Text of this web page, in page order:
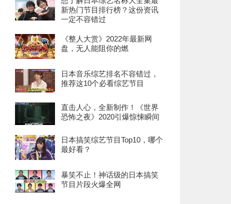
新热门节目排行榜？这份资讯
一定不容错过
《整人大赏》2022年最新网
盘，无人能阻你的燃
日本音乐综艺排名不容错过，
推荐这10个必看综艺节目
直击人心，全新制作！《世界
恐怖之夜》2020引爆惊悚瞬间
日本搞笑综艺节目Top10，哪个
最好看？
暴笑不止！神话级的日本搞笑
节目片段火爆全网